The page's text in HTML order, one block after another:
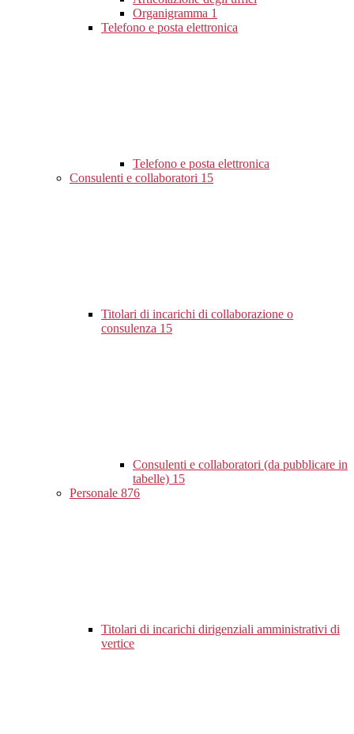
Organigramma 1
Telefono e posta elettronica
Telefono e posta elettronica
Consulenti e collaboratori 15
Titolari di incarichi di collaborazione o
consulenza 15
Consulenti e collaboratori (da pubblicare in
tabelle) 15
Personale 876
Titolari di incarichi dirigenziali amministrativi di
vertice